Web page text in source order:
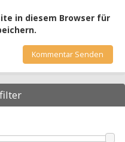
in diesem Browser für